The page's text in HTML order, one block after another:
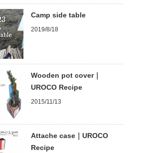
Camp side table
2019/8/18
Wooden pot cover｜
UROCO Recipe
2015/11/13
Attache case｜UROCO
Recipe